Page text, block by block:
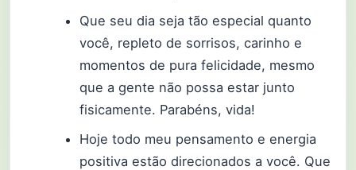
Que seu dia seja tão especial quanto
você, repleto de sorrisos, carinho e
momentos de pura felicidade, mesmo
que a gente não possa estar junto
fisicamente. Parabéns, vida!
Hoje todo meu pensamento e energia
positiva estão direcionados a você. Que